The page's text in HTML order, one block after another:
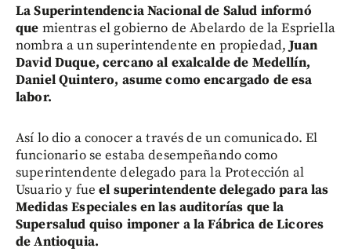
La Superintendencia Nacional de Salud informó
que mientras el gobierno de Abelardo de la Espriella
nombra a un superintendente en propiedad,Juan
David Duque, cercano al exalcalde de Medellín,
Daniel Quintero, asume como encargado de esa
labor.
Así lo dio a conocer a través de un comunicado. El
funcionario se estaba desempeñando como
superintendente delegado para la Protección al
Usuario y fueel superintendente delegado para las
Medidas Especiales en las auditorías que la
Supersalud quiso imponer a la Fábrica de Licores
de Antioquia.